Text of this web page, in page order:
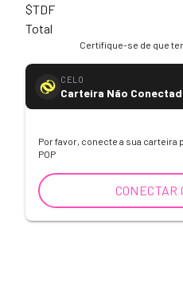
$TDF
Total
Certifique-se de que
CELO
Carteira Não
Por favor, conecte a sua carteira
POP